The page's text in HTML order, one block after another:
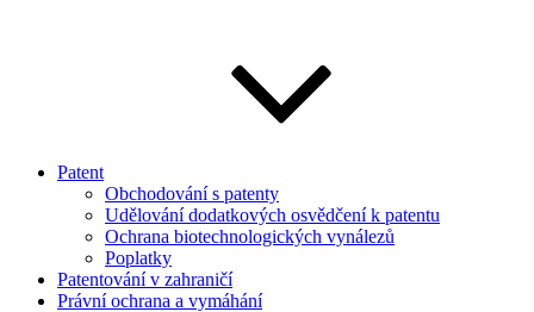
Patent
Obchodování s patenty
Udělování dodatkových osvědčení k patentu
Ochrana biotechnologických vynálezů
Poplatky
Patentování v zahraničí
Právní ochrana a vymáhání